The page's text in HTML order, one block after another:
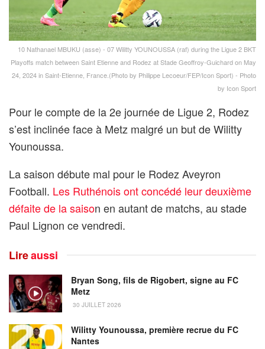
10 Nathanael MBUKU (asse) - 07 Wilitty YOUNOUSSA (raf) during the Ligue 2 BKT
Playoffs match between Saint Etienne and Rodez at Stade Geoffroy-Guichard on May
24, 2024 in Saint-Etienne, France.(Photo by Philippe Lecoeur/FEP/Icon Sport) - Photo
by Icon Sport
Pour le compte de la 2e journée de Ligue 2, Rodez
s’est inclinée face à Metz malgré un but de Wilitty
Younoussa.
La saison débute mal pour le Rodez Aveyron
Football. Les Ruthénois ont concédé leur deuxième
défaite de la saison en autant de matchs, au stade
Paul Lignon ce vendredi.
Lireaussi
Bryan Song, fils de Rigobert, signe au FC
Metz
30 JUILLET 2026
Wilitty Younoussa, première recrue du FC
Nantes